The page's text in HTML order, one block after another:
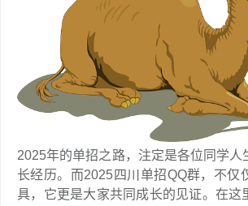
2025年的单招之路，注定是各位同学人
长经历。而2025四川单招QQ群，不仅
具，它更是大家共同成长的见证。在这